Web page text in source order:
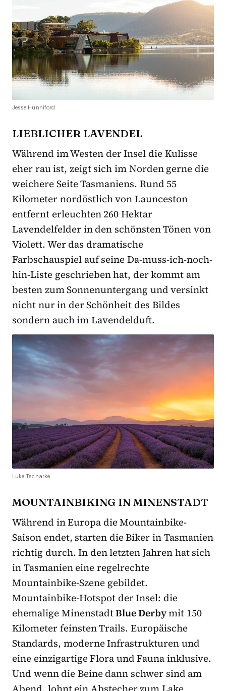
Jesse Hunniford
LIEBLICHER LAVENDEL
Während im Westen der Insel die Kulisse
eher rau ist, zeigt sich im Norden gerne die
weichere Seite Tasmaniens. Rund 55
Kilometer nordöstlich von Launceston
entfernt erleuchten 260 Hektar
Lavendelfelder in den schönsten Tönen von
Violett. Wer das dramatische
Farbschauspiel auf seine Da-muss-ich-noch-
hin-Liste geschrieben hat, der kommt am
besten zum Sonnenuntergang und versinkt
nicht nur in der Schönheit des Bildes
sondern auch im Lavendelduft.
Luke Tscharke
MOUNTAINBIKING IN MINENSTADT
Während in Europa die Mountainbike-
Saison endet, starten die Biker in Tasmanien
richtig durch. In den letzten Jahren hat sich
in Tasmanien eine regelrechte
Mountainbike-Szene gebildet.
Mountainbike-Hotspot der Insel: die
ehemalige MinenstadtBlue Derbymit 150
Kilometer feinsten Trails. Europäische
Standards, moderne Infrastrukturen und
eine einzigartige Flora und Fauna inklusive.
Und wenn die Beine dann schwer sind am